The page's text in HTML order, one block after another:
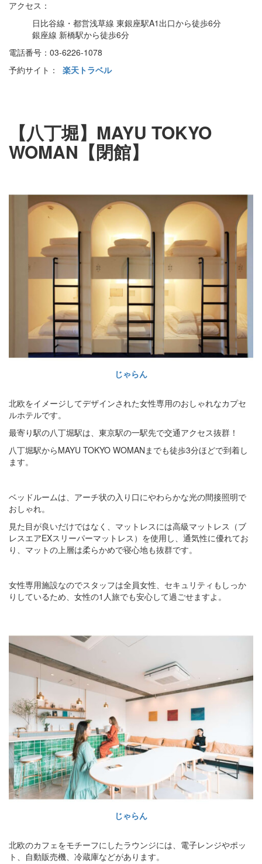
アクセス：
日比谷線・都営浅草線 東銀座駅A1出口から徒歩6分
銀座線 新橋駅から徒歩6分
電話番号：03-6226-1078
予約サイト： 楽天トラベル
【八丁堀】MAYU TOKYO
WOMAN【閉館】
じゃらん
北欧をイメージしてデザインされた女性専用のおしゃれなカプセ
ルホテルです。
最寄り駅の八丁堀駅は、東京駅の一駅先で交通アクセス抜群！
八丁堀駅からMAYU TOKYO WOMANまでも徒歩3分ほどで到着し
ます。
ベッドルームは、アーチ状の入り口にやわらかな光の間接照明で
おしゃれ。
見た目が良いだけではなく、マットレスには高級マットレス（ブ
レスエアEXスリーパーマットレス）を使用し、通気性に優れてお
り、マットの上層は柔らかめで寝心地も抜群です。
女性専用施設なのでスタッフは全員女性、セキュリティもしっか
りしているため、女性の1人旅でも安心して過ごせますよ。
じゃらん
北欧のカフェをモチーフにしたラウンジには、電子レンジやポッ
ト、自動販売機、冷蔵庫などがあります。